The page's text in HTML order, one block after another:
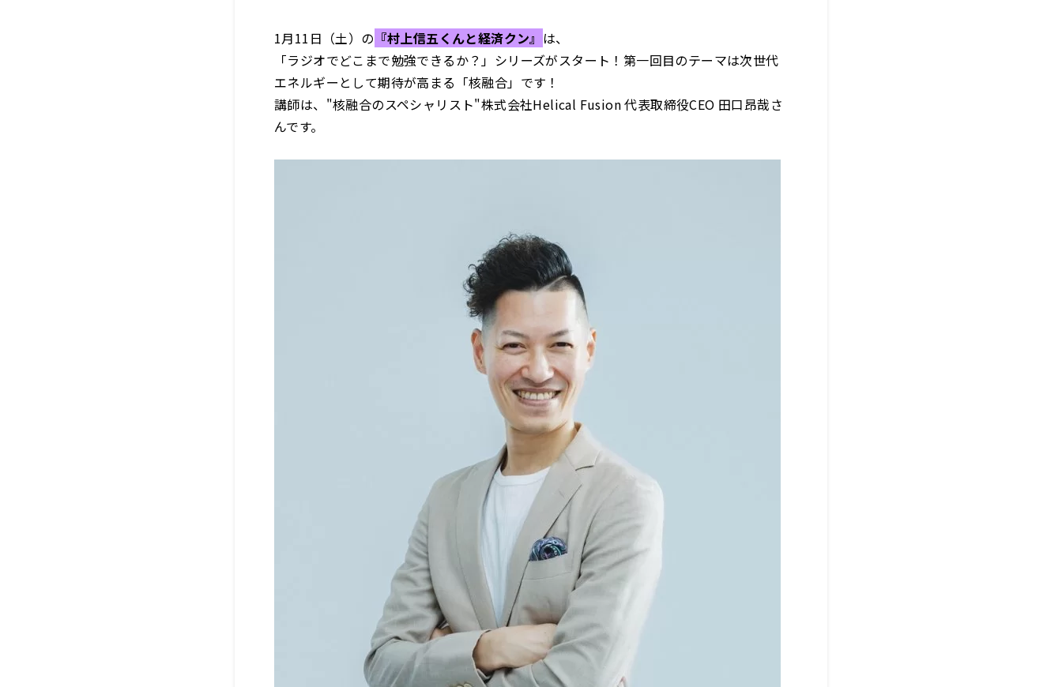
1月11日（土）の 『村上信五くんと経済クン』 は、
「ラジオでどこまで勉強できるか？」シリーズがスタート！第一回目のテーマは次世代
エネルギーとして期待が高まる「核融合」です！
講師は、"核融合のスペシャリスト"株式会社Helical Fusion 代表取締役CEO 田口昂哉さ
んです。